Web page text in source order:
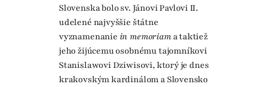
Slovenska bolo sv. Jánovi Pavlovi II.
udelené najvyššie štátne
vyznamenanie in memoriama taktiež
jeho žijúcemu osobnému tajomníkovi
Stanislawovi Dziwisovi, ktorý je dnes
krakovským kardinálom a Slovensko